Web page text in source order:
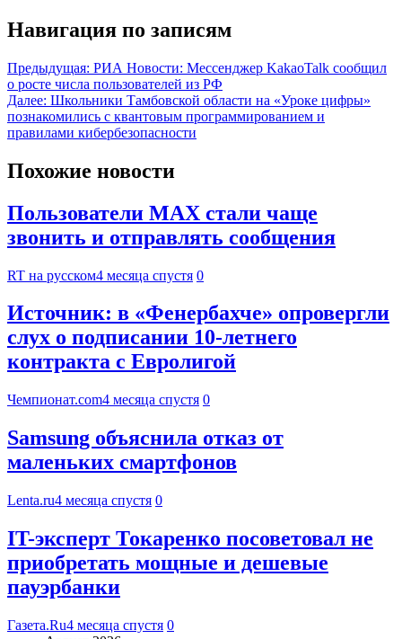
Навигация по записям
Предыдущая: РИА Новости: Мессенджер KakaoTalk сообщил
о росте числа пользователей из РФ
Далее: Школьники Тамбовской области на «Уроке цифры»
познакомились с квантовым программированием и
правилами кибербезопасности
Похожие новости
Пользователи MAX стали чаще
звонить и отправлять сообщения
RT на русском4 месяца спустя 0
Источник: в «Фенербахче» опровергли
слух о подписании 10-летнего
контракта с Евролигой
Чемпионат.com4 месяца спустя 0
Samsung объяснила отказ от
маленьких смартфонов
Lenta.ru4 месяца спустя 0
IT-эксперт Токаренко посоветовал не
приобретать мощные и дешевые
пауэрбанки
Газета.Ru4 месяца спустя 0